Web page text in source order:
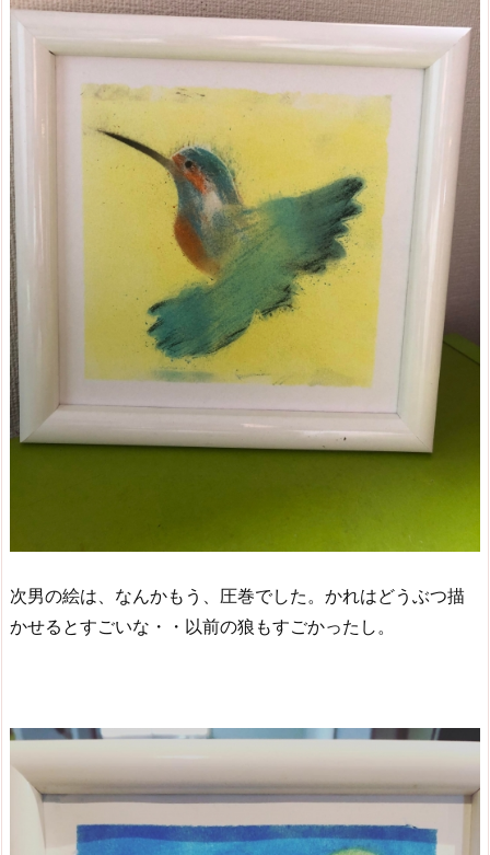
次男の絵は、なんかもう、圧巻でした。かれはどうぶつ描
かせるとすごいな・・以前の狼もすごかったし。